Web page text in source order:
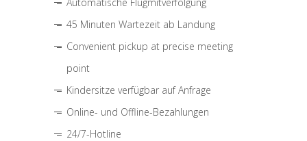
45 Minuten Wartezeit ab Landung
Convenient pickup at precise meeting
point
Kindersitze verfügbar auf Anfrage
Online- und Offline-Bezahlungen
24/7-Hotline